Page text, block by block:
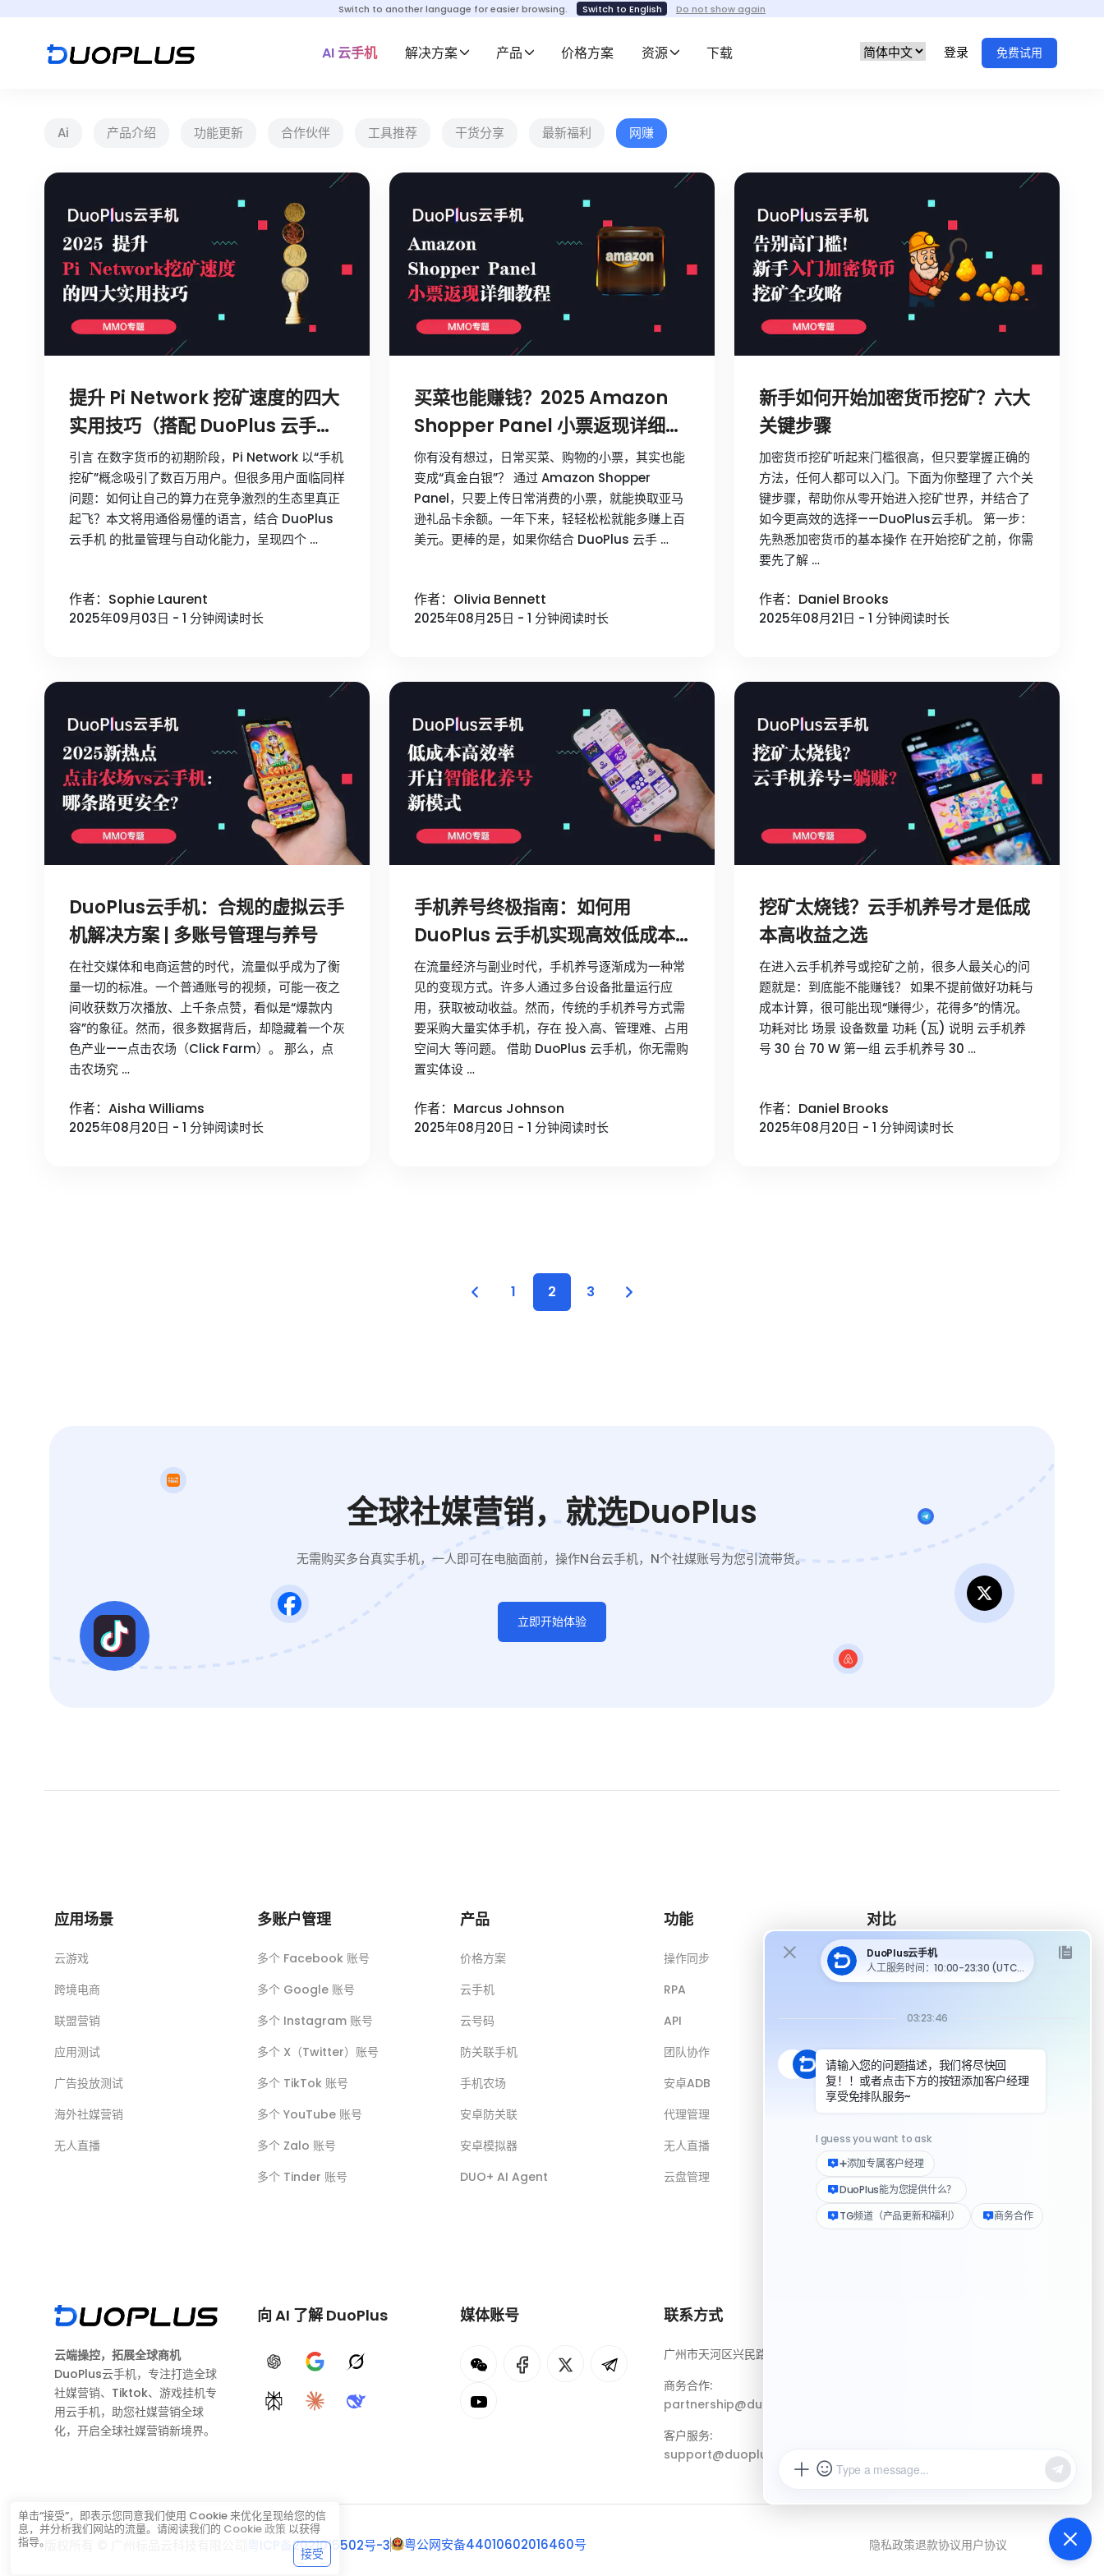
Switch to another language for easier browsing. Switch to English Do not show again
AI 云手机 解决方案 产品 价格方案 资源 下载 登录 免费试用
Ai 产品介绍 功能更新 合作伙伴 工具推荐 干货分享 最新福利 网赚
提升 Pi Network 挖矿速度的四大
实用技巧（搭配 DuoPlus 云手机
批量养号）
引言 在数字货币的初期阶段，Pi Network 以“手机
挖矿”概念吸引了数百万用户。但很多用户面临同样
问题：如何让自己的算力在竞争激烈的生态里真正
起飞？本文将用通俗易懂的语言，结合 DuoPlus
云手机 的批量管理与自动化能力，呈现四个 …
作者：Sophie Laurent
2025年09月03日 - 1 分钟阅读时长
买菜也能赚钱？2025 Amazon
Shopper Panel 小票返现详细教
程
你有没有想过，日常买菜、购物的小票，其实也能
变成“真金白银”？ 通过 Amazon Shopper
Panel，只要上传日常消费的小票，就能换取亚马
逊礼品卡余额。一年下来，轻轻松松就能多赚上百
美元。更棒的是，如果你结合 DuoPlus 云手 …
作者：Olivia Bennett
2025年08月25日 - 1 分钟阅读时长
新手如何开始加密货币挖矿？六大
关键步骤
加密货币挖矿听起来门槛很高，但只要掌握正确的
方法，任何人都可以入门。下面为你整理了 六个关
键步骤，帮助你从零开始进入挖矿世界，并结合了
如今更高效的选择——DuoPlus云手机。 第一步：
先熟悉加密货币的基本操作 在开始挖矿之前，你需
要先了解 …
作者：Daniel Brooks
2025年08月21日 - 1 分钟阅读时长
DuoPlus云手机：合规的虚拟云手
机解决方案 | 多账号管理与养号
在社交媒体和电商运营的时代，流量似乎成为了衡
量一切的标准。一个普通账号的视频，可能一夜之
间收获数万次播放、上千条点赞，看似是“爆款内
容”的象征。然而，很多数据背后，却隐藏着一个灰
色产业——点击农场（Click Farm）。 那么，点
击农场究 …
作者：Aisha Williams
2025年08月20日 - 1 分钟阅读时长
手机养号终极指南：如何用
DuoPlus 云手机实现高效低成本
运营
在流量经济与副业时代，手机养号逐渐成为一种常
见的变现方式。许多人通过多台设备批量运行应
用，获取被动收益。然而，传统的手机养号方式需
要采购大量实体手机，存在 投入高、管理难、占用
空间大 等问题。 借助 DuoPlus 云手机，你无需购
置实体设 …
作者：Marcus Johnson
2025年08月20日 - 1 分钟阅读时长
挖矿太烧钱？云手机养号才是低成
本高收益之选
在进入云手机养号或挖矿之前，很多人最关心的问
题就是：到底能不能赚钱？ 如果不提前做好功耗与
成本计算，很可能出现“赚得少，花得多”的情况。
功耗对比 场景 设备数量 功耗 (瓦) 说明 云手机养
号 30 台 70 W 第一组 云手机养号 30 …
作者：Daniel Brooks
2025年08月20日 - 1 分钟阅读时长
1 2 3
全球社媒营销，就选DuoPlus
无需购买多台真实手机，一人即可在电脑面前，操作N台云手机，N个社媒账号为您引流带货。
立即开始体验
应用场景
云游戏
跨境电商
联盟营销
应用测试
广告投放测试
海外社媒营销
无人直播
多账户管理
多个 Facebook 账号
多个 Google 账号
多个 Instagram 账号
多个 X（Twitter）账号
多个 TikTok 账号
多个 YouTube 账号
多个 Zalo 账号
多个 Tinder 账号
产品
价格方案
云手机
云号码
防关联手机
手机农场
安卓防关联
安卓模拟器
DUO+ AI Agent
功能
操作同步
RPA
API
团队协作
安卓ADB
代理管理
无人直播
云盘管理
对比
DuoPlus 对比 MoreLogin
DuoPlus 对比安卓模拟器
DuoPlus 对比指纹浏览器
DuoPlus 对比实体机
云端操控，拓展全球商机
DuoPlus云手机，专注打造全球
社媒营销、Tiktok、游戏挂机专
用云手机，助您社媒营销全球
化，开启全球社媒营销新境界。
向 AI 了解 DuoPlus
ChatGPTGoogle AIGrok
PerplexityClaudeDeepSeek
媒体账号 联系方式
广州市天河区兴民路222号3310房
商务合作:
partnership@duoplus.net
客户服务:
support@duoplus.net
粤ICP备2021015502号-3 粤公网安备44010602016460号 隐私政策退款协议用户协议
单击“接受”，即表示您同意我们使用 Cookie 来优化呈现给您的信
息，并分析我们网站的流量。请阅读我们的 Cookie 政策 以获得
指导。
接受